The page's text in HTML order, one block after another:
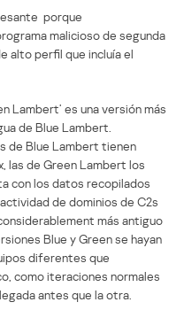
porque
malicioso de segunda
alto perfil que incluía el
Lambert’ es una versión más
de Blue Lambert.
de Blue Lambert tienen
las de Green Lambert los
con los datos recopilados
de dominios de C2s
más antiguo
Blue y Green se hayan
diferentes que
como iteraciones normales
antes que la otra.